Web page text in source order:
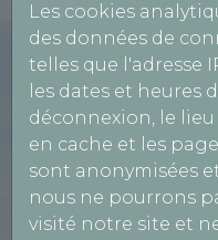
Les cookies
des données de
telles que l'adresse
les dates et heures
déconnexion, le
en cache et les
sont anonymisées
nous ne pourrons
visité notre site et
Réservation